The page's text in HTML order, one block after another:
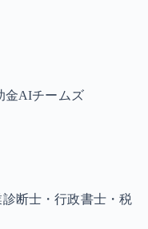
円。
金AIチームズ
断士・行政書士・税